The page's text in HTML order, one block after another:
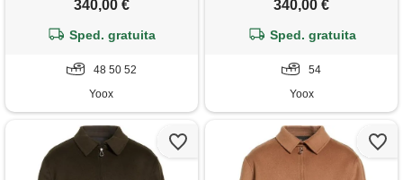
340,00 €
Sped. gratuita
48 50 52
Yoox
340,00 €
Sped. gratuita
54
Yoox